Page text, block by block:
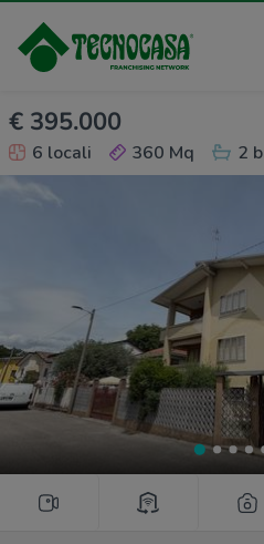
€ 395.000
6 locali 360 Mq 2